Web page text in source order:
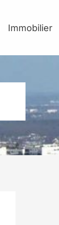
Immobilier